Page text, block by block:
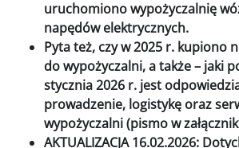
uruchomiono wypożyczalnię
napędów elektrycznych.
Pyta też, czy w 2025 r. kupiono
do wypożyczalni, a także – jaki
stycznia 2026 r. jest
prowadzenie, logistykę oraz
wypożyczalni (pismo w
AKTUALIZACJA 16.02.2026: